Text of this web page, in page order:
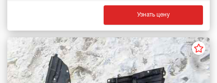
Узнать цену